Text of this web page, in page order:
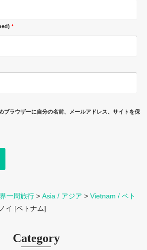
*
ブラウザーに自分の名前、メールアドレス、サイトを保
一周旅行 > Asia / アジア > Vietnam / ベト
イ [ベトナム]
Category